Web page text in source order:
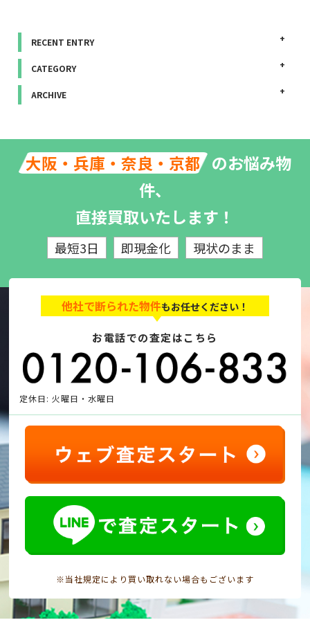
RECENT ENTRY
CATEGORY
ARCHIVE
大阪・兵庫・奈良・京都 のお悩み物
件、
直接買取いたします！
最短3日 即現金化 現状のまま
他社で断られた物件もお任せください！
お電話での査定はこちら
定休日: 火曜日・水曜日
※当社規定により買い取れない場合もございます